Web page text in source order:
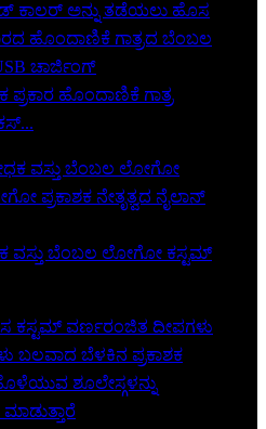
ಹೊಂದಾಣಿಕೆ ಗಾತ್ರ
ವಸ್ತು ಬೆಂಬಲ ಲೋಗೋ ಕಸ್ಟಮ್